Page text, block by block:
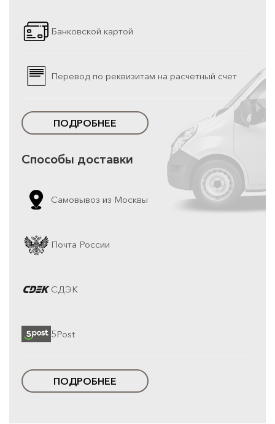
Банковской картой
Перевод по реквизитам на расчетный счет
ПОДРОБНЕЕ
Способы доставки
Самовывоз из Москвы
Почта России
СДЭК
5Post
ПОДРОБНЕЕ